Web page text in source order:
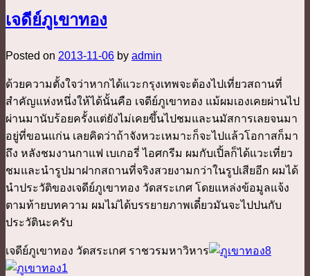
เจดีย์ภูเขาทอง
Posted on 2013-11-06 by admin
ด้วยความตั้งใจว่าหากได้แวะกรุงเทพจะต้องไปเที่ยวสถานที่
สำคัญแห่งหนึ่งให้ได้นั้นคือ เจดีย์ภูเขาทอง แม้ผมเองเคยผ่านไป
ผ่านมานับร้อยครั้งแต่ยังไม่เคยขึ้นไปชมและนมัสการเลยจนมา
อยู่ที่ขอนแก่น เลยคิดว่าถ้าจังหวะเหมาะก็จะไปแล้วโอกาสก็มา
ถึง หลังชมงานกาแฟ เบเกอรี่ ไอศกรีม ผมกับเปิ้ลก็ได้แวะเที่ยว
ชมและนำรูปมาฝากสถานที่จริงสวยงามกว่าในรูปเสียอีก ผมได้
นำประวัติของเจดีย์ภูเขาทอง วัดสระเกศ โดยแหล่งข้อมูลแจ้ง
ตามท้ายบทความ ผมไม่ได้บรรยายภาพเดี๋ยวมันจะไปปนกับ
ประวัตินะครับ
เจดีย์ภูเขาทอง วัดสระเกศ ราชวรมหาวิหาร